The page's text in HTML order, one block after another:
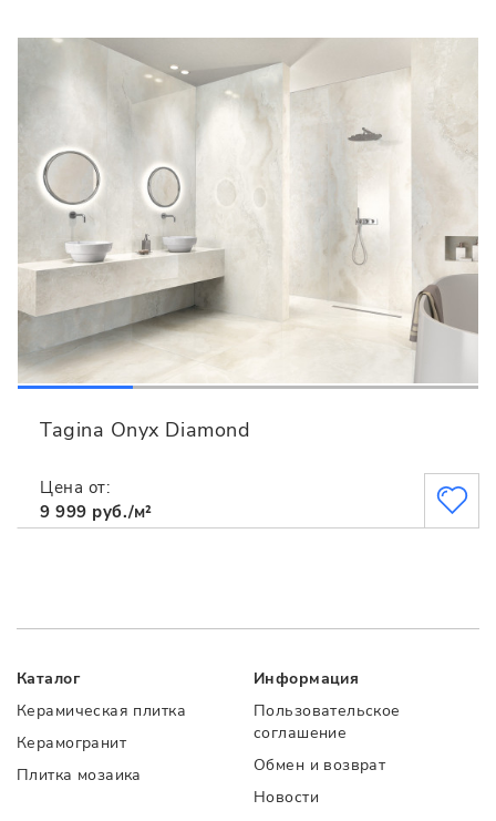
Tagina Onyx Diamond
Цена от:
9 999 руб./м²
Каталог
Керамическая плитка
Керамогранит
Плитка мозаика
Информация
Пользовательское
соглашение
Обмен и возврат
Новости